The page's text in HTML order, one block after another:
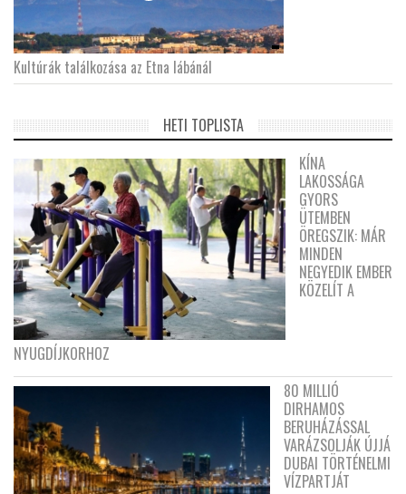
Kultúrák találkozása az Etna lábánál
HETI TOPLISTA
KÍNA
LAKOSSÁGA
GYORS
ÜTEMBEN
ÖREGSZIK: MÁR
MINDEN
NEGYEDIK EMBER
KÖZELÍT A
NYUGDÍJKORHOZ
80 MILLIÓ
DIRHAMOS
BERUHÁZÁSSAL
VARÁZSOLJÁK ÚJJÁ
DUBAI TÖRTÉNELMI
VÍZPARTJÁT